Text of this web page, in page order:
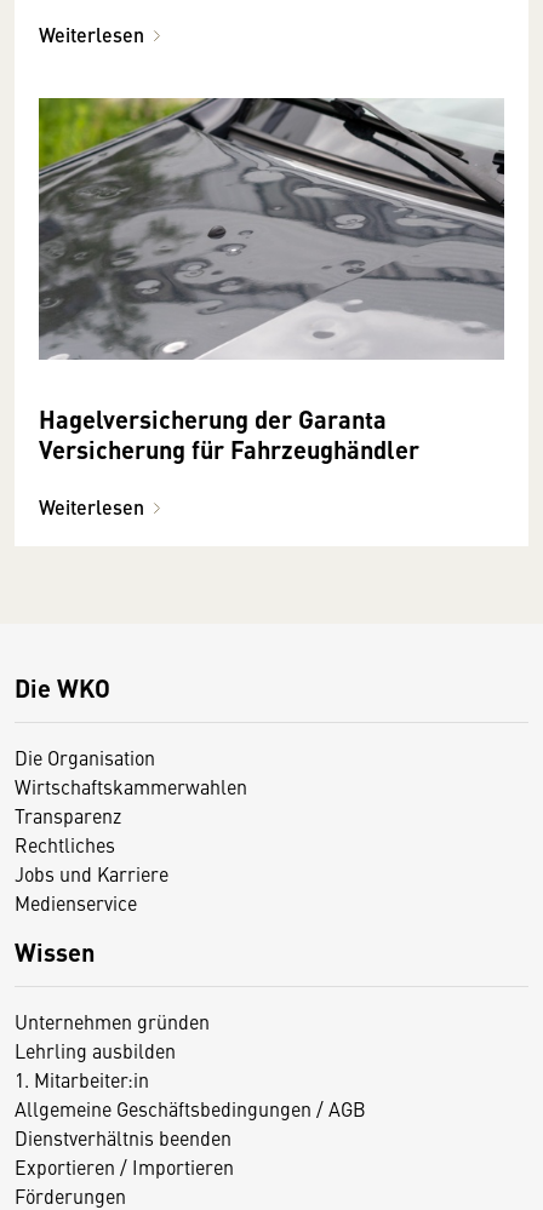
Weiterlesen
Hagelversicherung der Garanta
Versicherung für Fahrzeughändler
Weiterlesen
Die WKO
Die Organisation
Wirtschaftskammerwahlen
Transparenz
Rechtliches
Jobs und Karriere
Medienservice
Wissen
Unternehmen gründen
Lehrling ausbilden
1. Mitarbeiter:in
Allgemeine Geschäftsbedingungen / AGB
Dienstverhältnis beenden
Exportieren / Importieren
Förderungen